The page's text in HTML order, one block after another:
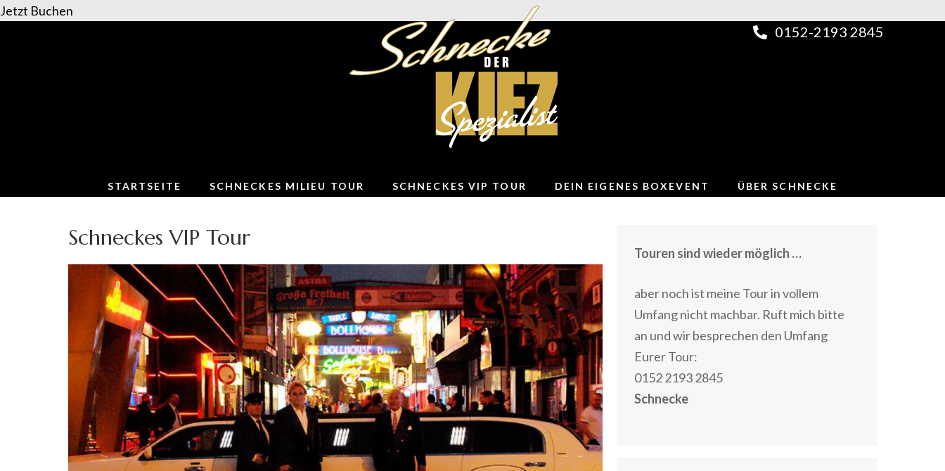
Jetzt Buchen
0152-2193 2845
STARTSEITE SCHNECKES MILIEU TOUR SCHNECKES VIP TOUR DEIN EIGENES BOXEVENT ÜBER SCHNECKE
Schneckes VIP Tour
Touren sind wieder möglich …
aber noch ist meine Tour in vollem
Umfang nicht machbar. Ruft mich bitte
an und wir besprechen den Umfang
Eurer Tour:
0152 2193 2845
Schnecke